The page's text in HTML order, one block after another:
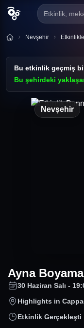
Etkinlik,
Nevşehir
Bu etkinlik geçmiş
Bu şehirdeki
Nevşehir
Ayna
30 Haziran Salı -
Highlights in
Etkinlik Gerçekleşti